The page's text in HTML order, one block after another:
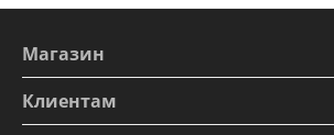
Магазин
Клиентам